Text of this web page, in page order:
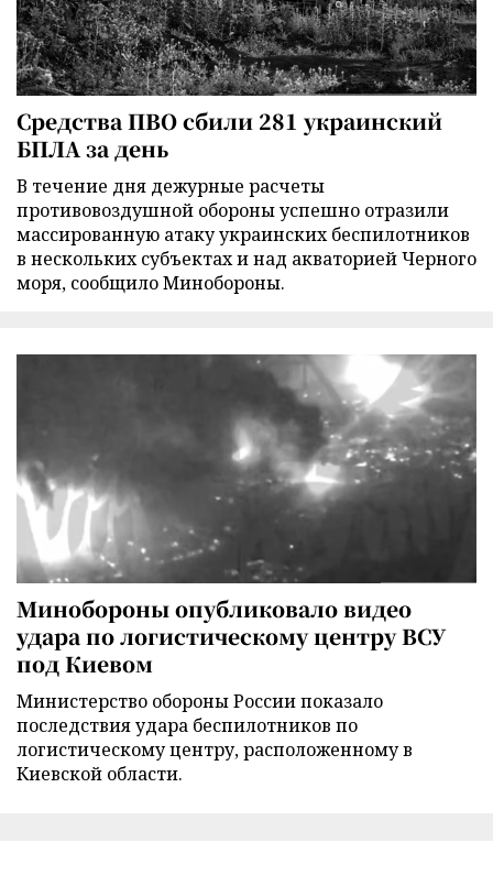
Средства ПВО сбили 281 украинский
БПЛА за день
В течение дня дежурные расчеты
противовоздушной обороны успешно отразили
массированную атаку украинских беспилотников
в нескольких субъектах и над акваторией Черного
моря, сообщило Минобороны.
Минобороны опубликовало видео
удара по логистическому центру ВСУ
под Киевом
Министерство обороны России показало
последствия удара беспилотников по
логистическому центру, расположенному в
Киевской области.